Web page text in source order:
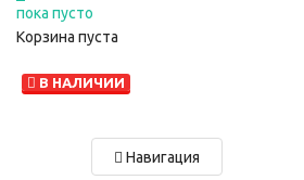
пока пусто
Корзина пуста
В НАЛИЧИИ
Навигация